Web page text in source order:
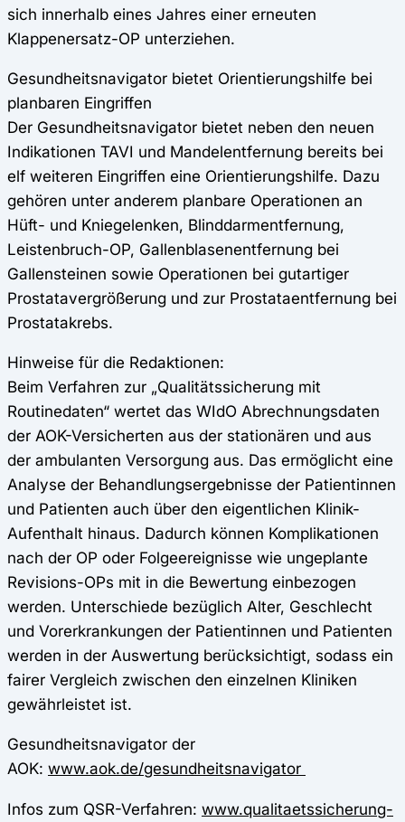
sich innerhalb eines Jahres einer erneuten
Klappenersatz-OP unterziehen.
Gesundheitsnavigator bietet Orientierungshilfe bei
planbaren Eingriffen
Der Gesundheitsnavigator bietet neben den neuen
Indikationen TAVI und Mandelentfernung bereits bei
elf weiteren Eingriffen eine Orientierungshilfe. Dazu
gehören unter anderem planbare Operationen an
Hüft- und Kniegelenken, Blinddarmentfernung,
Leistenbruch-OP, Gallenblasenentfernung bei
Gallensteinen sowie Operationen bei gutartiger
Prostatavergrößerung und zur Prostataentfernung bei
Prostatakrebs.
Hinweise für die Redaktionen:
Beim Verfahren zur „Qualitätssicherung mit
Routinedaten“ wertet das WIdO Abrechnungsdaten
der AOK-Versicherten aus der stationären und aus
der ambulanten Versorgung aus. Das ermöglicht eine
Analyse der Behandlungsergebnisse der Patientinnen
und Patienten auch über den eigentlichen Klinik-
Aufenthalt hinaus. Dadurch können Komplikationen
nach der OP oder Folgeereignisse wie ungeplante
Revisions-OPs mit in die Bewertung einbezogen
werden. Unterschiede bezüglich Alter, Geschlecht
und Vorerkrankungen der Patientinnen und Patienten
werden in der Auswertung berücksichtigt, sodass ein
fairer Vergleich zwischen den einzelnen Kliniken
gewährleistet ist.
Gesundheitsnavigator der
AOK: www.aok.de/gesundheitsnavigator
Infos zum QSR-Verfahren: www.qualitaetssicherung-